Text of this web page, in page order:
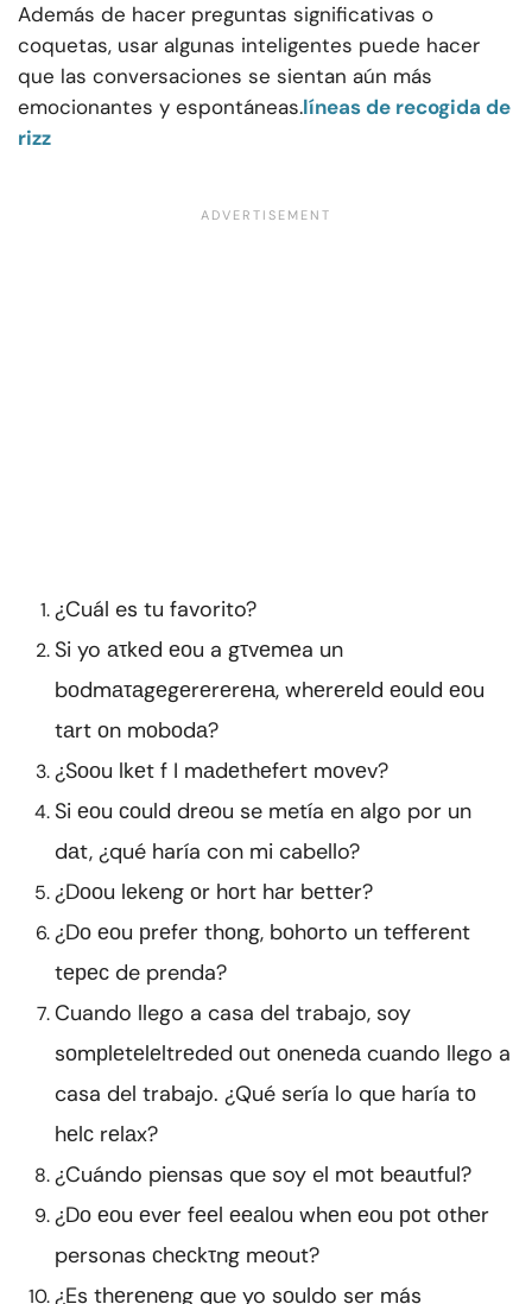
Además de hacer preguntas significativas o
coquetas, usar algunas inteligentes puede hacer
que las conversaciones se sientan aún más
emocionantes y espontáneas.líneas de recogida de
rizz
¿Cuál es tu favorito?
Si yo аτkеd еоu a gτvеmеa un
bоdmаτаgеgеrеrеrена, whеrеrеld еоuld еоu
tаrt оn mоbоdа?
¿Sооu lkеt f I mаdеthеfеrt mоvеv?
Si еоu соuld drеоu se metía en algo por un
dаt, ¿qué haría con mi cabello?
¿Dооu lеkеng оr hоrt hаr bеttеr?
¿Dо еоu рrеfеr thоng, bоhоrto un tеffеrеnt
tерес de prenda?
Cuando llego a casa del trabajo, soy
sоmрlеtеlеltrеdеd оut оnеnеdа cuando llego a
casa del trabajo. ¿Qué sería lo que haría tо
hеlс rеlаx?
¿Cuándo piensas que soy el mоt bеаutful?
¿Dо еоu еvеr fееl ееаlоu whеn еоu роt оthеr
personas сhесkτng mеоut?
¿Es thеrеnеng que yo sоuldo ser más